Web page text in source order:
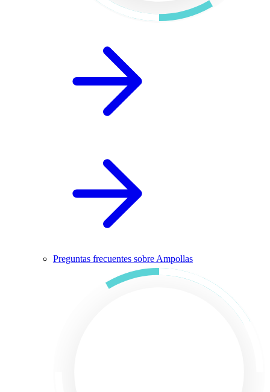
Preguntas frecuentes sobre Ampollas